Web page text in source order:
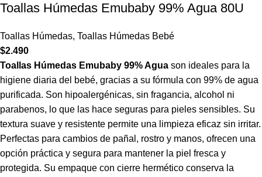
Toallas Húmedas Emubaby 99% Agua 80U
Toallas Húmedas, Toallas Húmedas Bebé
$2.490
Toallas Húmedas Emubaby 99% Agua son ideales para la
higiene diaria del bebé, gracias a su fórmula con 99% de agua
purificada. Son hipoalergénicas, sin fragancia, alcohol ni
parabenos, lo que las hace seguras para pieles sensibles. Su
textura suave y resistente permite una limpieza eficaz sin irritar.
Perfectas para cambios de pañal, rostro y manos, ofrecen una
opción práctica y segura para mantener la piel fresca y
protegida. Su empaque con cierre hermético conserva la